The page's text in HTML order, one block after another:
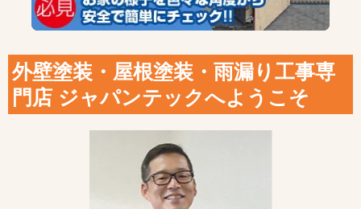
外壁塗装・屋根塗装・雨漏り工事専
門店 ジャパンテックへようこそ